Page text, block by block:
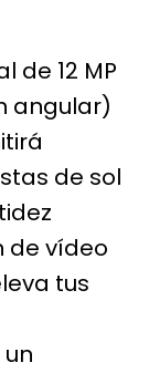
de 12 MP
angular)
de sol
de vídeo
tus